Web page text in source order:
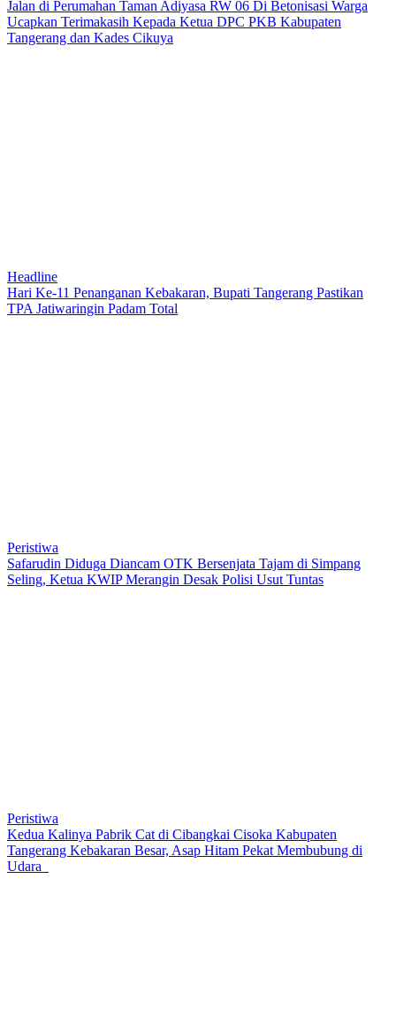
Jalan di Perumahan Taman Adiyasa RW 06 Di Betonisasi Warga
Ucapkan Terimakasih Kepada Ketua DPC PKB Kabupaten
Tangerang dan Kades Cikuya
Headline
Hari Ke-11 Penanganan Kebakaran, Bupati Tangerang Pastikan
TPA Jatiwaringin Padam Total
Peristiwa
Safarudin Diduga Diancam OTK Bersenjata Tajam di Simpang
Seling, Ketua KWIP Merangin Desak Polisi Usut Tuntas
Peristiwa
Kedua Kalinya Pabrik Cat di Cibangkai Cisoka Kabupaten
Tangerang Kebakaran Besar, Asap Hitam Pekat Membubung di
Udara